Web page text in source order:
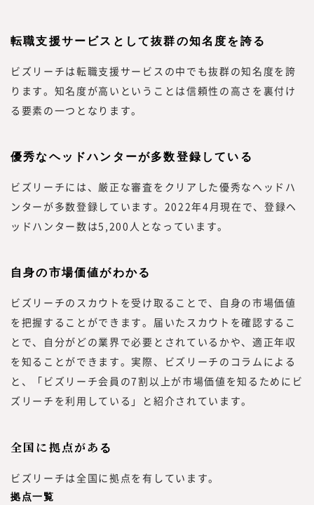
転職支援サービスとして抜群の知名度を誇る
ビズリーチは転職支援サービスの中でも抜群の知名度を誇
ります。知名度が高いということは信頼性の高さを裏付け
る要素の一つとなります。
優秀なヘッドハンターが多数登録している
ビズリーチには、厳正な審査をクリアした優秀なヘッドハ
ンターが多数登録しています。2022年4月現在で、登録ヘ
ッドハンター数は5,200人となっています。
自身の市場価値がわかる
ビズリーチのスカウトを受け取ることで、自身の市場価値
を把握することができます。届いたスカウトを確認するこ
とで、自分がどの業界で必要とされているかや、適正年収
を知ることができます。実際、ビズリーチのコラムによる
と、「ビズリーチ会員の7割以上が市場価値を知るためにビ
ズリーチを利用している」と紹介されています。
全国に拠点があ る
ビズリーチは全国に拠点を有しています。
拠点一覧